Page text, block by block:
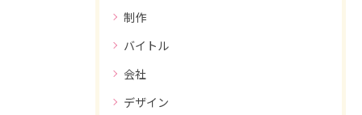
制作
バイトル
会社
デザイン